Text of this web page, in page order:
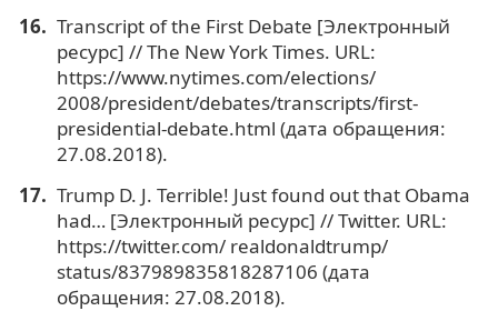
Transcript of the First Debate [Электронный
ресурс] // The New York Times. URL:
https://www.nytimes.com/elections/
2008/president/debates/transcripts/first-
presidential-debate.html (дата обращения:
27.08.2018).
Trump D. J. Terrible! Just found out that Obama
had… [Электронный ресурс] // Twitter. URL:
https://twitter.com/ realdonaldtrump/
status/837989835818287106 (дата
обращения: 27.08.2018).